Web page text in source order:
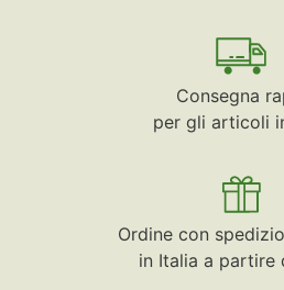
Consegna
per gli articoli
Ordine con
in Italia a partire